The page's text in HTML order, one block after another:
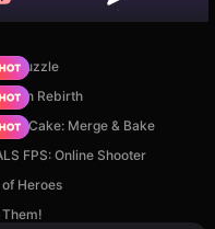
Puzzle
Rebirth
of Cake: Merge & Bake
FPS: Online Shooter
of Heroes
Them!